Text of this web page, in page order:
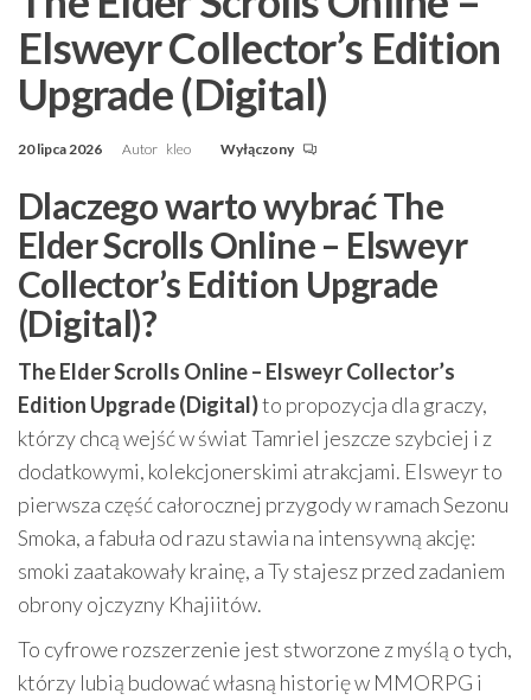
Elsweyr Collector’s Edition
Upgrade (Digital)
20 lipca 2026 Autor kleo Wyłączony
Dlaczego warto wybrać The
Elder Scrolls Online – Elsweyr
Collector’s Edition Upgrade
(Digital)?
The Elder Scrolls Online – Elsweyr Collector’s
Edition Upgrade (Digital)to propozycja dla graczy,
którzy chcą wejść w świat Tamriel jeszcze szybciej i z
dodatkowymi, kolekcjonerskimi atrakcjami. Elsweyr to
pierwsza część całorocznej przygody w ramach Sezonu
Smoka, a fabuła od razu stawia na intensywną akcję:
smoki zaatakowały krainę, a Ty stajesz przed zadaniem
obrony ojczyzny Khajiitów.
To cyfrowe rozszerzenie jest stworzone z myślą o tych,
którzy lubią budować własną historię w MMORPG i